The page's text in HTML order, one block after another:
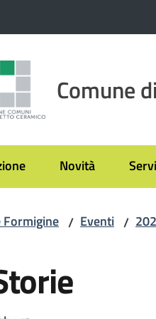
Comune
Novità
Formigine / Eventi /